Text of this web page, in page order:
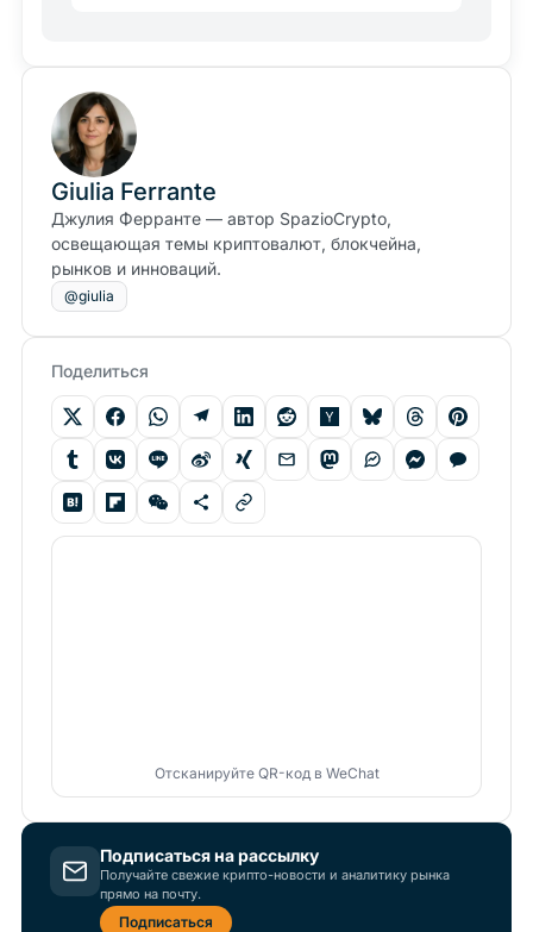
Giulia Ferrante
Джулия Ферранте — автор SpazioCrypto,
освещающая темы криптовалют, блокчейна,
рынков и инноваций.
@giulia
Поделиться
Отсканируйте QR-код в WeChat
Подписаться на рассылку
Получайте свежие крипто-новости и аналитику рынка
прямо на почту.
Подписаться